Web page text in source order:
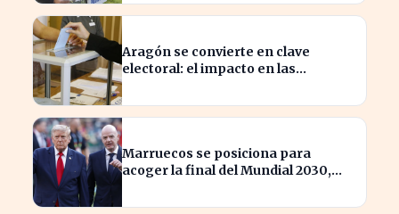
Aragón se convierte en clave
electoral: el impacto en las
Marruecos se posiciona para
acoger la final del Mundial 2030,